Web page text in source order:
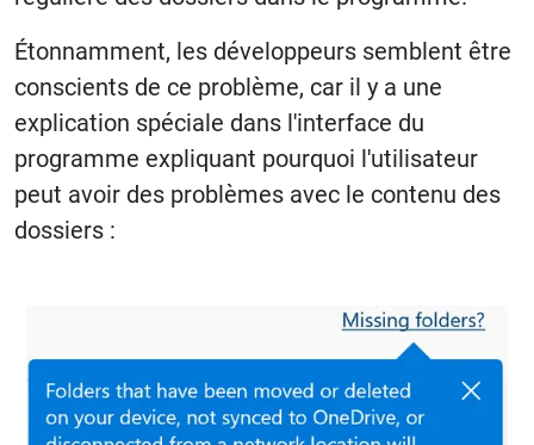
Étonnamment, les développeurs semblent être
conscients de ce problème, car il y a une
explication spéciale dans l'interface du
programme expliquant pourquoi l'utilisateur
peut avoir des problèmes avec le contenu des
dossiers :